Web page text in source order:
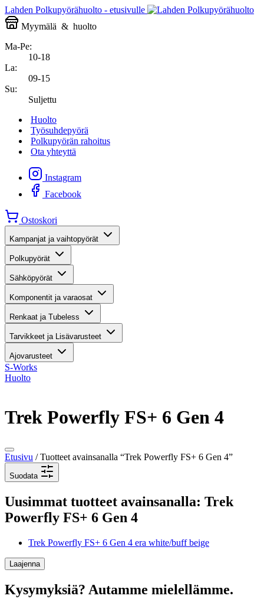
Lahden Polkupyörähuolto - etusivulle
Myymälä & huolto
Ma-Pe:
10-18
La:
09-15
Su:
Suljettu
Huolto
Työsuhdepyörä
Polkupyörän rahoitus
Ota yhteyttä
Instagram
Facebook
Ostoskori
Kampanjat ja vaihtopyörät
Polkupyörät
Sähköpyörät
Komponentit ja varaosat
Renkaat ja Tubeless
Tarvikkeet ja Lisävarusteet
Ajovarusteet
S-Works
Huolto
Trek Powerfly FS+ 6 Gen 4
Etusivu / Tuotteet avainsanalla “Trek Powerfly FS+ 6 Gen 4”
Suodata
Uusimmat tuotteet avainsanalla: Trek
Powerfly FS+ 6 Gen 4
Trek Powerfly FS+ 6 Gen 4 era white/buff beige
Laajenna
Kysymyksiä? Autamme mielellämme.